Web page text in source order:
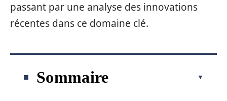
passant par une analyse des innovations
récentes dans ce domaine clé.
Sommaire